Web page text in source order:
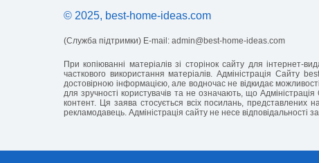
© 2025, best-home-ideas.com
(Служба підтримки) E-mail: admin@best-home-ideas.com
При копіюванні матеріалів зі сторінок сайту для
часткового використання матеріалів. Адміністрація Сайту
достовірною інформацією, але водночас не відкидає
для зручності користувачів та не означають, що
контент. Ця заява стосується всіх посилань, представлених
рекламодавець. Адміністрація сайту не несе відповідальності